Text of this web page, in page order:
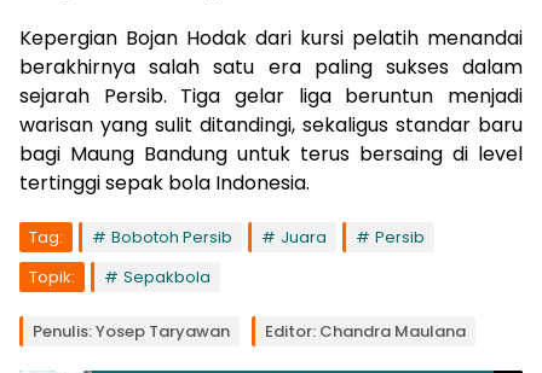
Kepergian Bojan Hodak dari kursi pelatih menandai
berakhirnya salah satu era paling sukses dalam
sejarah Persib. Tiga gelar liga beruntun menjadi
warisan yang sulit ditandingi, sekaligus standar baru
bagi Maung Bandung untuk terus bersaing di level
tertinggi sepak bola Indonesia.
Tag: Bobotoh Persib Juara
Persib
Topik:
Sepakbola
Penulis: Yosep Taryawan Editor: Chandra Maulana